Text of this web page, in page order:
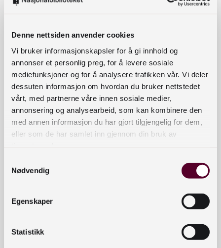
Denne nettsiden anvender cookies
Vi bruker informasjonskapsler for å gi innhold og
annonser et personlig preg, for å levere sosiale
mediefunksjoner og for å analysere trafikken vår. Vi deler
dessuten informasjon om hvordan du bruker nettstedet
vårt, med partnerne våre innen sosiale medier,
annonsering og analysearbeid, som kan kombinere den
med annen informasjon du har gjort tilgjengelig for dem,
eller som de har samlet inn gjennom din bruk av
Nødvendig
Egenskaper
Statistikk
Litauisk historie
Norske forfattere oversatt til litauisk
Bøker for barn og unge
Tegneserier